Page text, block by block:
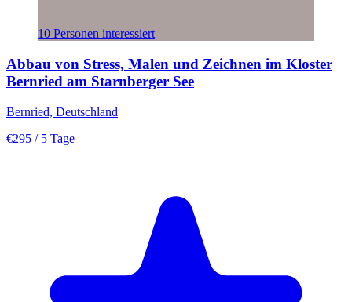
10 Personen interessiert
Abbau von Stress, Malen und Zeichnen im Kloster
Bernried am Starnberger See
Bernried, Deutschland
€295 / 5 Tage